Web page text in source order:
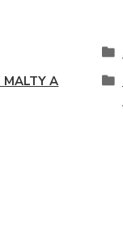
MALTY A